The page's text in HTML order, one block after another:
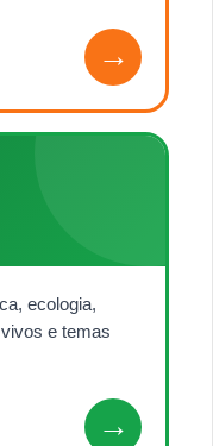
→
ecologia,
e temas
→